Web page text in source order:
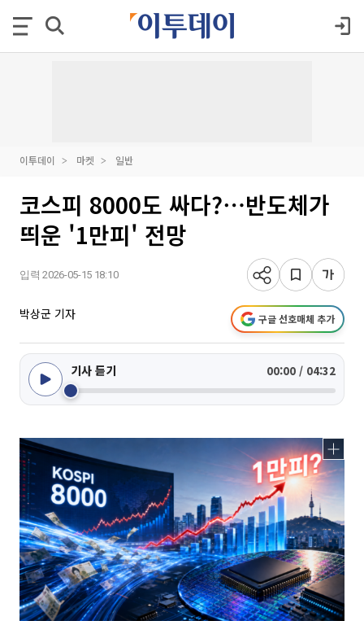
이투데이 마켓 일반
코스피 8000도 싸다?⋯반도체가
띄운 '1만피' 전망
입력 2026-05-15 18:10
박상군 기자 구글 선호매체 추가
기사 듣기 00:00 / 04:32